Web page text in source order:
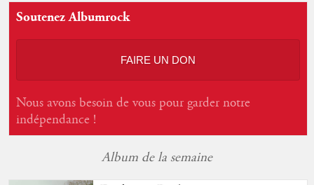
Soutenez Albumrock
FAIRE UN DON
Nous avons besoin de vous pour garder notre
indépendance !
Album de la semaine